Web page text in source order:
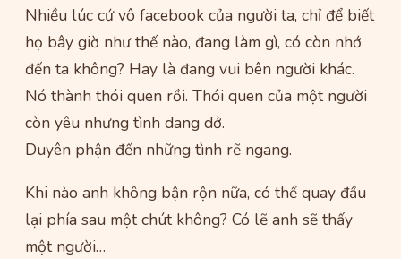
Nhiều lúc cứ vô facebook của người ta, chỉ để biết
họ bây giờ như thế nào, đang làm gì, có còn nhớ
đến ta không? Hay là đang vui bên người khác.
Nó thành thói quen rồi. Thói quen của một người
còn yêu nhưng tình dang dở.
Duyên phận đến những tình rẽ ngang.
Khi nào anh không bận rộn nữa, có thể quay đầu
lại phía sau một chút không? Có lẽ anh sẽ thấy
một người…